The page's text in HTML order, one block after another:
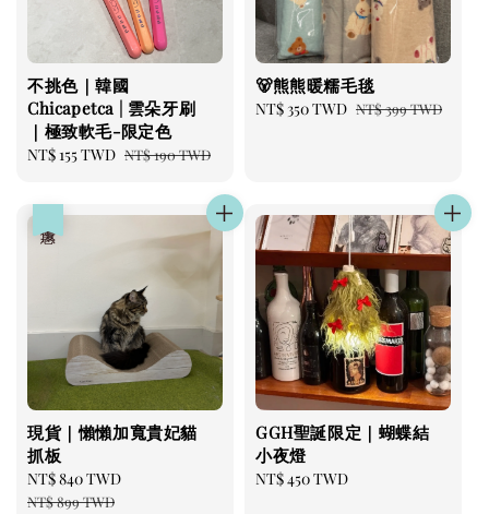
不挑色｜韓國
Chicapetca | 雲朵牙刷
｜極致軟毛-限定色
Sale
NT$ 155 TWD Regular
NT$ 190 TWD
🐻熊熊暖糯毛毯
Sale
NT$ 350 TWD Regular
NT$ 399 TWD
現貨｜懶懶加寬貴妃貓
抓板
Sale
price
NT$ 840 TWD
NT$ 899 TWD
GGH聖誕限定｜蝴蝶結
小夜燈
Regular
NT$ 450 TWD